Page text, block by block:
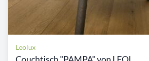
Leolux